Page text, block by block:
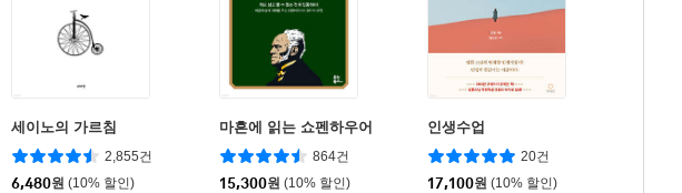
세이노의 가르침
2,855건
6,480원 (10% 할인)
마흔에 읽는 쇼펜하우어
864건
15,300원 (10% 할인)
인생수업
20건
17,100원 (10% 할인)